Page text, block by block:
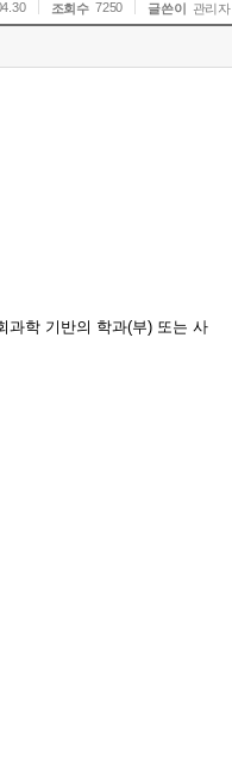
조회수 7250 글쓴이 관리자
과학 기반의 학과(부) 또는 사